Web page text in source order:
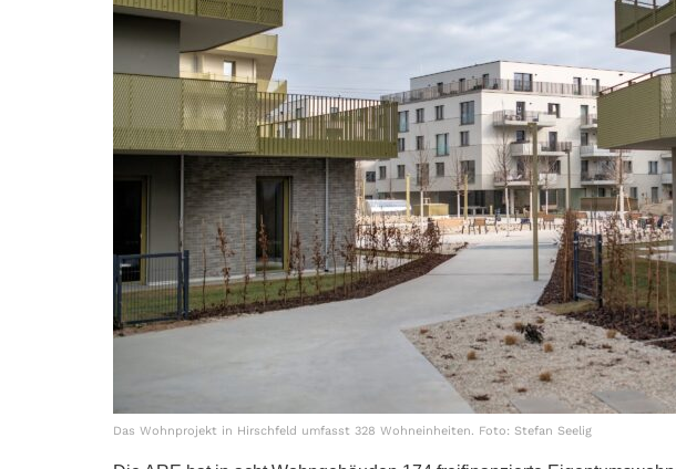
Das Wohnprojekt in Hirschfeld umfasst 328 Wohneinheiten. Foto: Stefan Seelig